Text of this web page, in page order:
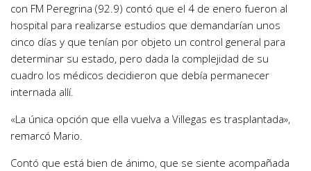
con FM Peregrina (92.9) contó que el 4 de enero fueron al
hospital para realizarse estudios que demandarían unos
cinco días y que tenían por objeto un control general para
determinar su estado, pero dada la complejidad de su
cuadro los médicos decidieron que debía permanecer
internada allí.
«La única opción que ella vuelva a Villegas es trasplantada»,
remarcó Mario.
Contó que está bien de ánimo, que se siente acompañada